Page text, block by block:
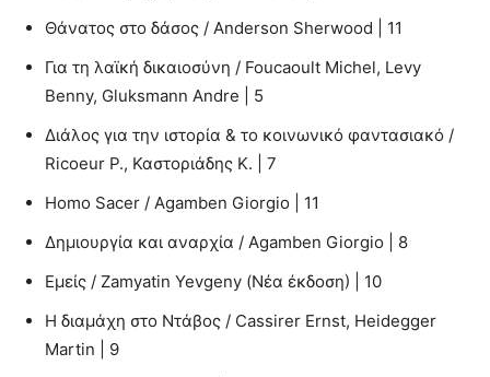
Θάνατος στο δάσος / Anderson Sherwood | 11
Για τη λαϊκή δικαιοσύνη / Foucaoult Michel, Levy
Benny, Gluksmann Andre | 5
Διάλος για την ιστορία & το κοινωνικό φαντασιακό /
Ricoeur P., Καστοριάδης Κ. | 7
Homo Sacer / Agamben Giorgio | 11
Δημιουργία και αναρχία / Agamben Giorgio | 8
Εμείς / Zamyatin Yevgeny (Νέα έκδοση) | 10
Η διαμάχη στο Ντάβος / Cassirer Ernst, Heidegger
Martin | 9